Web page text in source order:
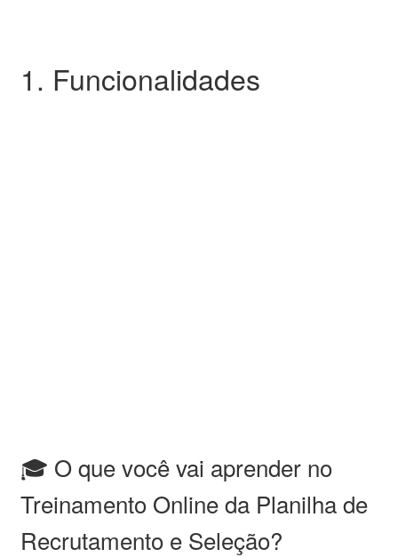
1. Funcionalidades
🎓 O que você vai aprender no
Treinamento Online da Planilha de
Recrutamento e Seleção?